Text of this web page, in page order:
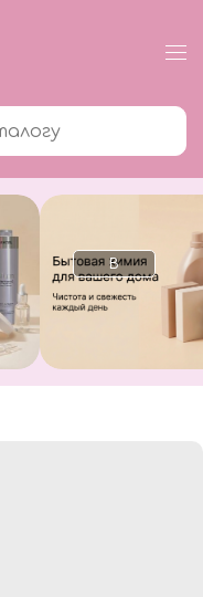
В
каталог